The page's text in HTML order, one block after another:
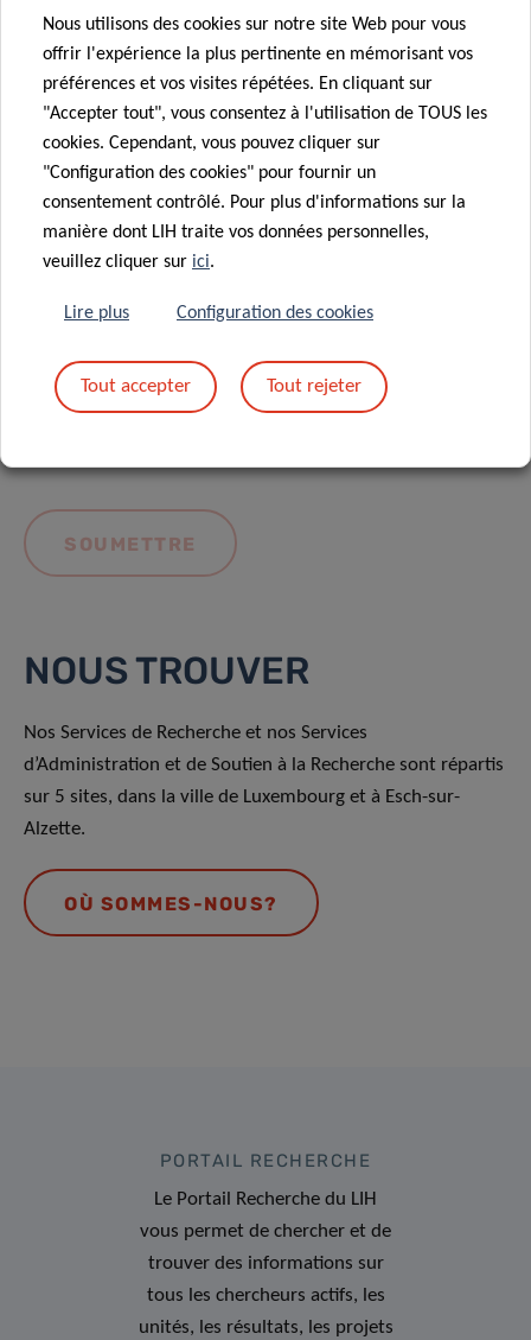
Message*
En envoyant votre message, vous acceptez
politique de confidentialité du LIH.
NOUS TROUVER
Nos Services de Recherche et nos Services
d’Administration et de Soutien à la Recherche sont répartis
sur 5 sites, dans la ville de Luxembourg et à Esch-sur-
Alzette.
OÙ SOMMES-NOUS?
PORTAIL RECHERCHE
Le Portail Recherche du LIH
vous permet de chercher et de
trouver des informations sur
tous les chercheurs actifs, les
unités, les résultats, les projets
Nous utilisons des cookies sur notre site Web pour vous
offrir l'expérience la plus pertinente en mémorisant vos
préférences et vos visites répétées. En cliquant sur
"Accepter tout", vous consentez à l'utilisation de TOUS les
cookies. Cependant, vous pouvez cliquer sur
"Configuration des cookies" pour fournir un
consentement contrôlé. Pour plus d'informations sur la
manière dont LIH traite vos données personnelles,
veuillez cliquer sur ici.
Lire plus Configuration des cookies
Tout accepter Tout rejeter